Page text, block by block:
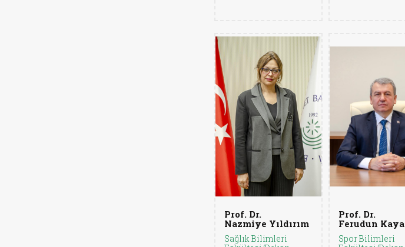
Prof. Dr.
Nazmiye Yıldırım
Sağlık Bilimleri
Prof. Dr.
Ferudun Kaya
Spor Bilimleri